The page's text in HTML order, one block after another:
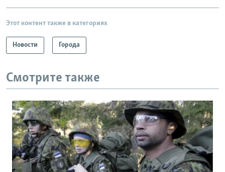
Этот контент также в категориях
Новости Города
Смотрите также